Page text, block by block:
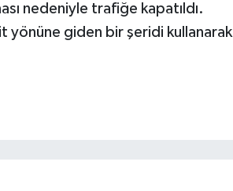
nedeniyle trafiğe kapatıldı.
yönüne giden bir şeridi kullanarak